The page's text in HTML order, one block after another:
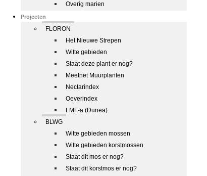
Overig marien
Projecten
FLORON
Het Nieuwe Strepen
Witte gebieden
Staat deze plant er nog?
Meetnet Muurplanten
Nectarindex
Oeverindex
LMF-a (Dunea)
BLWG
Witte gebieden mossen
Witte gebieden korstmossen
Staat dit mos er nog?
Staat dit korstmos er nog?